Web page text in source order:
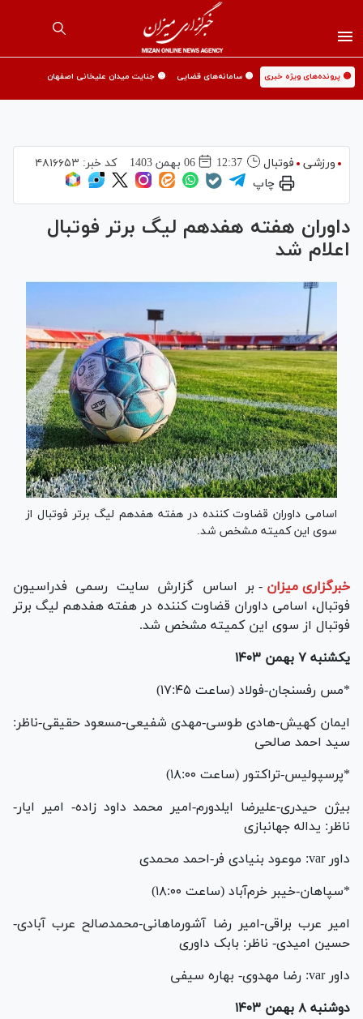
🟡 پرونده‌های ویژه خبری 🟡 سامانه‌های قضایی 🟡 جنایت میدان علیخانی اصفهان
ورزشی فوتبال 12:37 06 بهمن 1403 کد خبر: ۴۸۱۶۶۵۳
چاپ
داوران هفته هفدهم لیگ برتر فوتبال
اعلام شد
اسامی داوران قضاوت کننده در هفته هفدهم لیگ برتر فوتبال از
سوی این کمیته مشخص شد.
خبرگزاری میزان - بر اساس گزارش سایت رسمی فدراسیون
فوتبال، اسامی داوران قضاوت کننده در هفته هفدهم لیگ برتر
فوتبال از سوی این کمیته مشخص شد.
یکشنبه ۷ بهمن ۱۴۰۳
*مس رفسنجان-فولاد (ساعت ۱۷:۴۵)
ایمان کهیش-هادی طوسی-مهدی شفیعی-مسعود حقیقی-ناظر:
سید احمد صالحی
*پرسپولیس-تراکتور (ساعت ۱۸:۰۰)
بیژن حیدری-علیرضا ایلدورم-امیر محمد داود زاده- امیر ایار-
ناظر: یداله جهانبازی
داور var: موعود بنیادی فر-احمد محمدی
*سپاهان-خیبر خرم‌آباد (ساعت ۱۸:۰۰)
امیر عرب براقی-امیر رضا آشورماهانی-محمدصالح عرب آبادی-
حسین امیدی- ناظر: بابک داوری
داور var: رضا مهدوی- بهاره سیفی
دوشنبه ۸ بهمن ۱۴۰۳